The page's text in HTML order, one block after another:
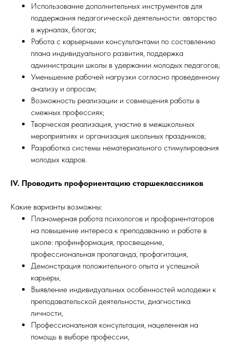
Использование дополнительных инструментов для
поддержания педагогической деятельности: авторство
в журналах, блогах;
Работа с карьерными консультантами по составлению
плана индивидуального развития, поддержка
администрации школы в удержании молодых педагогов;
Уменьшение рабочей нагрузки согласно проведенному
анализу и опросам;
Возможность реализации и совмещения работы в
смежных профессиях;
Творческая реализация, участие в межшкольных
мероприятиях и организация школьных праздников;
Разработка системы нематериального стимулирования
молодых кадров.
IV. Проводить профориентацию старшеклассников
Какие варианты возможны:
Планомерная работа психологов и профориентаторов
на повышение интереса к преподаванию и работе в
школе: профинформация, просвещение,
профессиональная пропаганда, профагитация,
Демонстрация положительного опыта и успешной
карьеры,
Выявление индивидуальных особенностей молодежи к
преподавательской деятельности, диагностика
личности,
Профессиональная консультация, нацеленная на
помощь в выборе профессии,